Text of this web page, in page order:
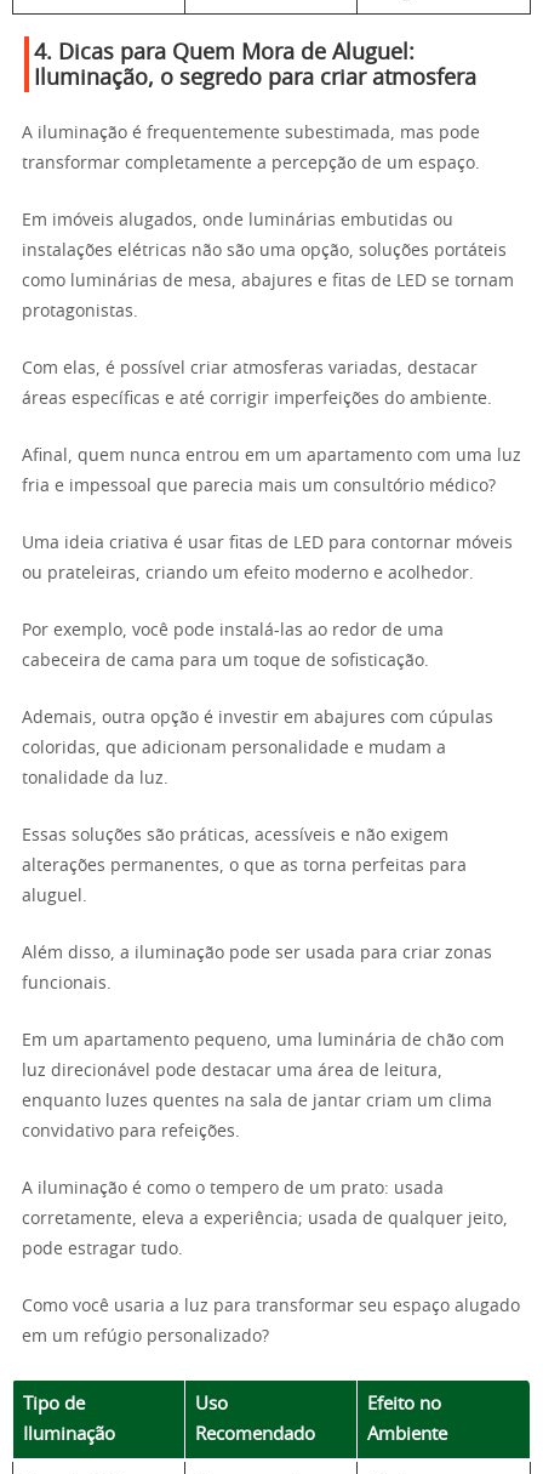
4. Dicas para Quem Mora de Aluguel:
Iluminação, o segredo para criar atmosfera
A iluminação é frequentemente subestimada, mas pode
transformar completamente a percepção de um espaço.
Em imóveis alugados, onde luminárias embutidas ou
instalações elétricas não são uma opção, soluções portáteis
como luminárias de mesa, abajures e fitas de LED se tornam
protagonistas.
Com elas, é possível criar atmosferas variadas, destacar
áreas específicas e até corrigir imperfeições do ambiente.
Afinal, quem nunca entrou em um apartamento com uma luz
fria e impessoal que parecia mais um consultório médico?
Uma ideia criativa é usar fitas de LED para contornar móveis
ou prateleiras, criando um efeito moderno e acolhedor.
Por exemplo, você pode instalá-las ao redor de uma
cabeceira de cama para um toque de sofisticação.
Ademais, outra opção é investir em abajures com cúpulas
coloridas, que adicionam personalidade e mudam a
tonalidade da luz.
Essas soluções são práticas, acessíveis e não exigem
alterações permanentes, o que as torna perfeitas para
aluguel.
Além disso, a iluminação pode ser usada para criar zonas
funcionais.
Em um apartamento pequeno, uma luminária de chão com
luz direcionável pode destacar uma área de leitura,
enquanto luzes quentes na sala de jantar criam um clima
convidativo para refeições.
A iluminação é como o tempero de um prato: usada
corretamente, eleva a experiência; usada de qualquer jeito,
pode estragar tudo.
Como você usaria a luz para transformar seu espaço alugado
em um refúgio personalizado?
Tipo de
Iluminação
Uso
Recomendado
Efeito no
Ambiente